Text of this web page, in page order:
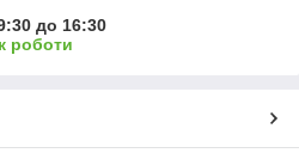
до 16:30
роботи